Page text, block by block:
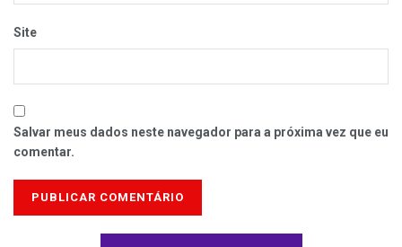
Site
Salvar meus dados neste navegador para a próxima vez que eu
comentar.